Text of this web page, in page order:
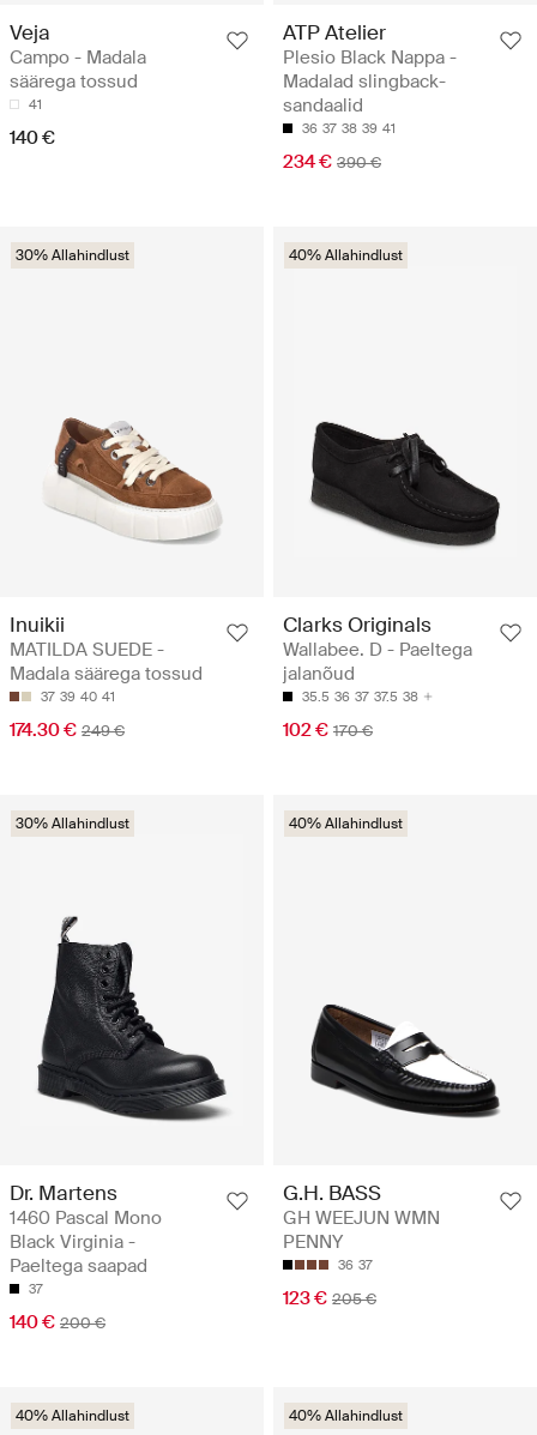
Veja
Campo - Madala
säärega tossud
41
140 €
ATP Atelier
Plesio Black Nappa -
Madalad slingback-
sandaalid
36 37 38 39 41
234 € 390 €
30% Allahindlust
Inuikii
MATILDA SUEDE -
Madala säärega tossud
37 39 40 41
174.30 € 249 €
40% Allahindlust
Clarks Originals
Wallabee. D - Paeltega
jalanõud
35.5 36 37 37.5 38
102 € 170 €
30% Allahindlust
Dr. Martens
1460 Pascal Mono
Black Virginia -
Paeltega saapad
37
140 € 200 €
40% Allahindlust
G.H. BASS
GH WEEJUN WMN
PENNY
36 37
123 € 205 €
40% Allahindlust 40% Allahindlust